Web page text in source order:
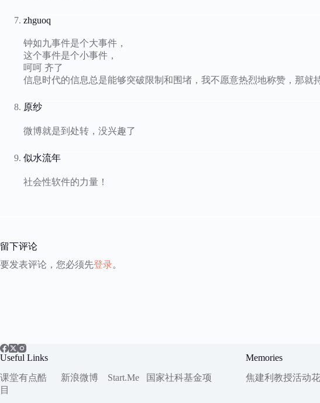
zhguoq
钟如九事件是个大事件，
这个事件是个小事件，
呵呵 齐了
信息时代的信息总是能够突破限制和围堵，我不愿意热烈地称赞，那就
原纱
微博就是到处转，没兴趣了
似水流年
社会性软件的力量！
留下评论
要发表评论，您必须先登录。
Useful Links
课堂有点酷
新浪微博 Start.Me 国家社科基金项
目
Memories
焦建利教授活动